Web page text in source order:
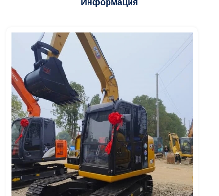
Информация